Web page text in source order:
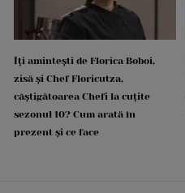
Îți amintești de Florica Boboi,
zisă și Chef Floricutza,
câștigătoarea Chefi la cuțite
sezonul 10? Cum arată în
prezent și ce face